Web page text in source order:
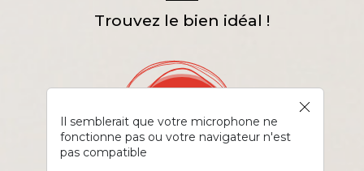
Trouvez le bien idéal !
Il semblerait que votre microphone ne
fonctionne pas ou votre navigateur n'est
pas compatible